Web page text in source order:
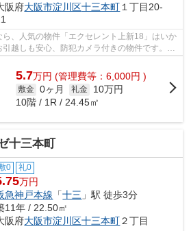
阪府大阪市淀川区十三本町 １丁目20-
、人気の物件「エクセレント上新18」はいか
越しも安心、防犯カメラ付きの物件です。毎
ごみ置...
5.7万円 (管理費等：6,000円 )
敷金 0ヶ月 礼金
10万円
10階 / 1R / 24.45㎡
十三本町
0 礼0
万円
急神戸本線 「十三 」駅 徒歩3分
11年 / 22.50㎡
阪府大阪市淀川区十三本町２丁目